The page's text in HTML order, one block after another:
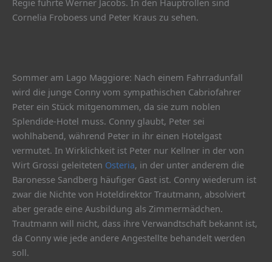
Cornelia Froboess und Peter Kraus zu sehen.
Sommer am Lago Maggiore: Nach einem Fahrradunfall
wird die junge Conny vom sympathischen Cabriofahrer
Peter ein Stück mitgenommen, da sie zum noblen
Splendide-Hotel muss. Conny glaubt, Peter sei
wohlhabend, während Peter in ihr einen Hotelgast
vermutet. In Wirklichkeit ist Peter nur Kellner in der von
Wirt Grossi geleiteten Osteria, in der unter anderem die
Baronesse Sandberg häufiger Gast ist. Conny wiederum ist
zwar die Nichte von Hoteldirektor Trautmann, absolviert
aber gerade eine Ausbildung als Zimmermädchen.
Trautmann will nicht, dass ihre Verwandtschaft bekannt ist,
da Conny wie jede andere Angestellte behandelt werden
soll.